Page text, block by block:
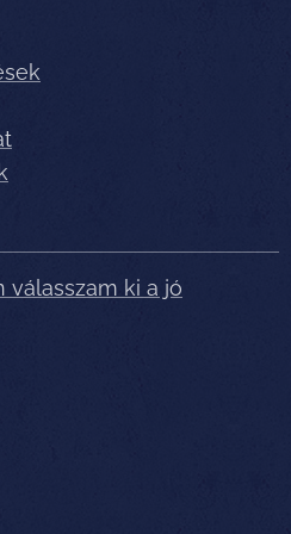
válasszam ki a jó